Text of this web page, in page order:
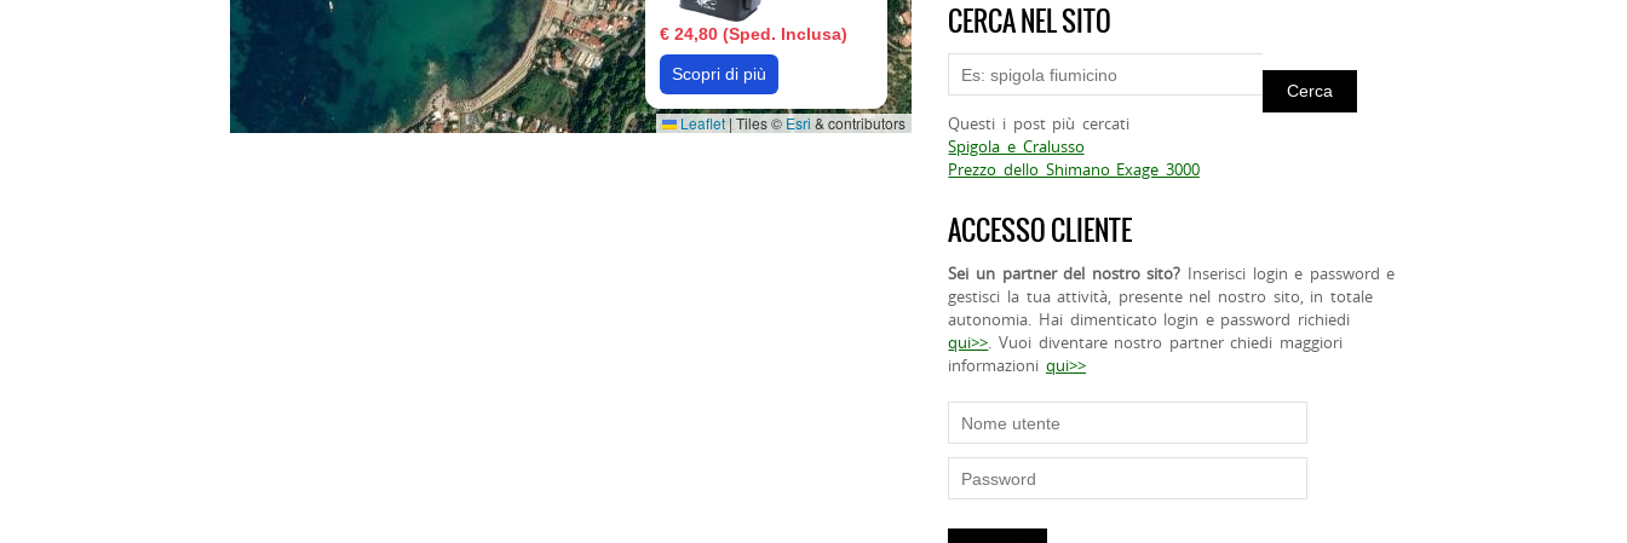
€ 24,80 (Sped. Inclusa)
Scopri di più
Leaflet | Tiles © Esri & contributors
CERCA NEL SITO
Questi i post più cercati
Spigola e Cralusso
Prezzo dello Shimano Exage 3000
ACCESSO CLIENTE
Sei un partner del nostro sito? Inserisci login e password e
gestisci la tua attività, presente nel nostro sito, in totale
autonomia. Hai dimenticato login e password richiedi
qui>>. Vuoi diventare nostro partner chiedi maggiori
informazioniqui>>